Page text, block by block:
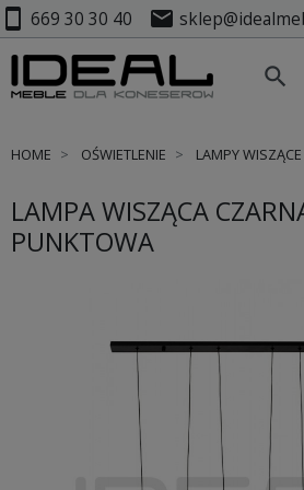
smartphone 669 30 30 40 mail
search
HOME OŚWIETLENIE LAMPY WISZĄCE
LAMPA WISZĄCA
PUNKTOWA